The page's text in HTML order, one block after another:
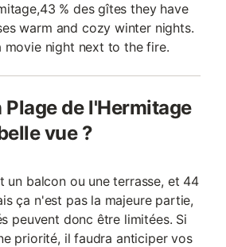
% des gîtes they have
warm and cozy winter nights.
night next to the fire.
Plage de l'Hermitage
vue ?
un balcon ou une terrasse, et 44
ça n'est pas la majeure partie,
peuvent donc être limitées. Si
priorité, il faudra anticiper vos